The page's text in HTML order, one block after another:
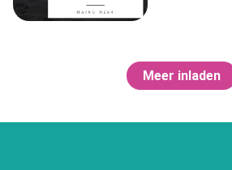
Meer inladen